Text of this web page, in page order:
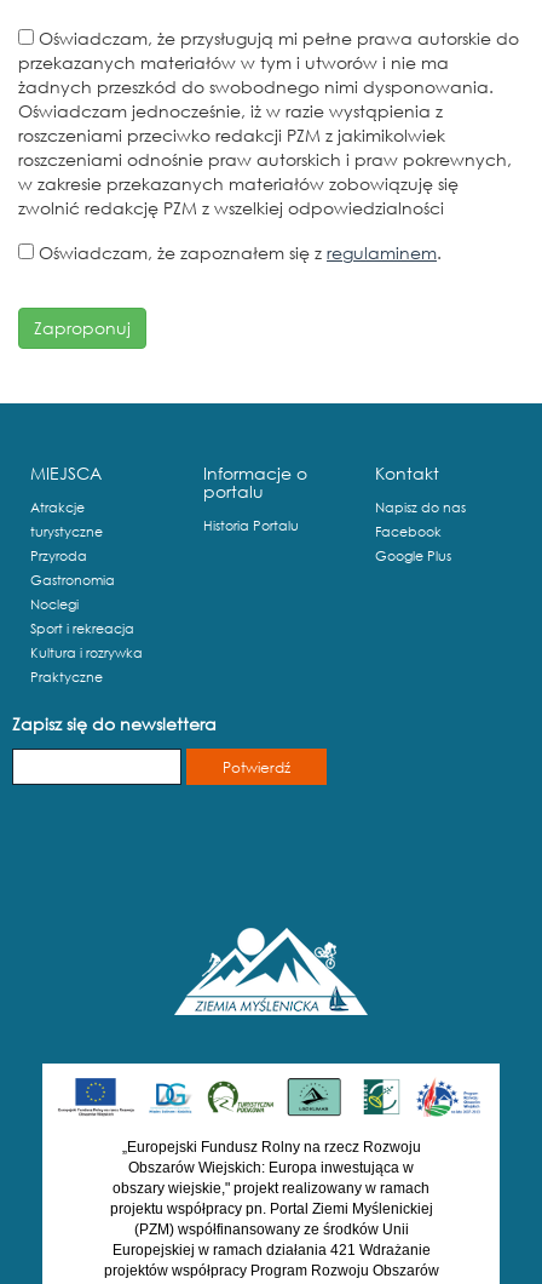
Oświadczam, że przysługują mi pełne prawa autorskie do
przekazanych materiałów w tym i utworów i nie ma
żadnych przeszkód do swobodnego nimi dysponowania.
Oświadczam jednocześnie, iż w razie wystąpienia z
roszczeniami przeciwko redakcji PZM z jakimikolwiek
roszczeniami odnośnie praw autorskich i praw pokrewnych,
w zakresie przekazanych materiałów zobowiązuję się
zwolnić redakcję PZM z wszelkiej odpowiedzialności
Oświadczam, że zapoznałem się z regulaminem.
MIEJSCA
Atrakcje
turystyczne
Przyroda
Gastronomia
Noclegi
Sport i rekreacja
Kultura i rozrywka
Praktyczne
Informacje o
portalu
Historia Portalu
Kontakt
Napisz do nas
Facebook
Google Plus
Zapisz się do newslettera
„Europejski Fundusz Rolny na rzecz Rozwoju
Obszarów Wiejskich: Europa inwestująca w
obszary wiejskie," projekt realizowany w ramach
projektu współpracy pn. Portal Ziemi Myślenickiej
(PZM) współfinansowany ze środków Unii
Europejskiej w ramach działania 421 Wdrażanie
projektów współpracy Program Rozwoju Obszarów